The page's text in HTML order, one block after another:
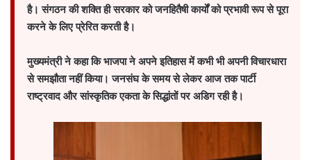
है। संगठन की शक्ति ही सरकार को जनहितैषी कार्यों को प्रभावी रूप से पूरा
करने के लिए प्रेरित करती है।
मुख्यमंत्री ने कहा कि भाजपा ने अपने इतिहास में कभी भी अपनी विचारधारा
से समझौता नहीं किया। जनसंघ के समय से लेकर आज तक पार्टी
राष्ट्रवाद और सांस्कृतिक एकता के सिद्धांतों पर अडिग रही है।